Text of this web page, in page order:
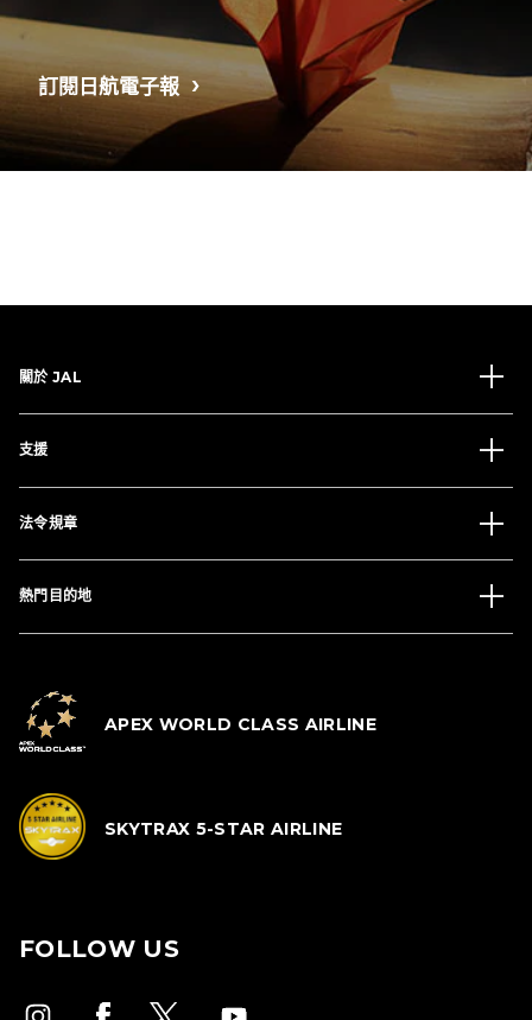
訂閱日航電子報
關於 JAL
支援
法令規章
熱門目的地
APEX WORLD CLASS AIRLINE
SKYTRAX 5-STAR AIRLINE
FOLLOW US